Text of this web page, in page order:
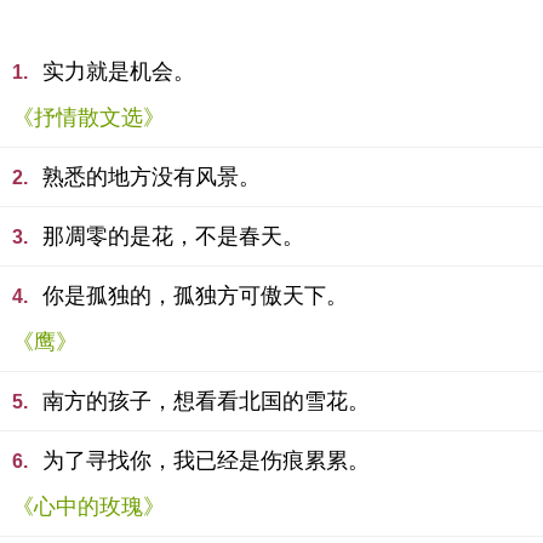
1.
实力就是机会。
《抒情散文选》
2. 熟悉的地方没有风景。
3. 那凋零的是花，不是春天。
4.
你是孤独的，孤独方可傲天下。
《鹰》
5. 南方的孩子，想看看北国的雪花。
6.
为了寻找你，我已经是伤痕累累。
《心中的玫瑰》